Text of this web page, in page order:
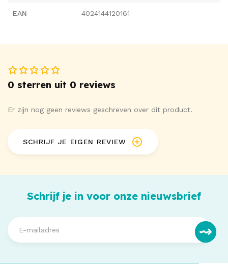
en loop helemaal van de onderzijde tot de bovenkant open
10% spandex.
EAN 4024144120161
0 sterren uit 0 reviews
Er zijn nog geen reviews geschreven over dit product.
SCHRIJF JE EIGEN REVIEW
Schrijf je in voor onze nieuwsbrief